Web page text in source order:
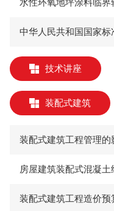
水性环氧地坪涂料临
技术讲座
装配式建筑
装配式建筑工程管理的
房屋建筑装配式混凝
装配式建筑工程造价